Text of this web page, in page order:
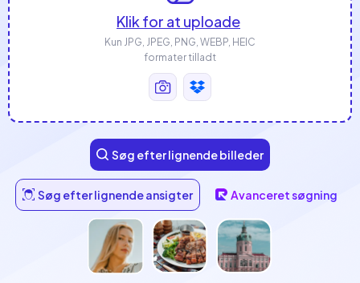
Klik for at uploade
Kun JPG, JPEG, PNG, WEBP, HEIC
formater tilladt
Søg efter lignende billeder
Søg efter lignende ansigter Avanceret søgning